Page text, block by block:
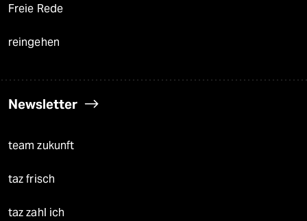
Freie Rede
reingehen
Newsletter
team zukunft
taz frisch
taz zahl ich